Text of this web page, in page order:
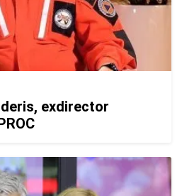
exdirector